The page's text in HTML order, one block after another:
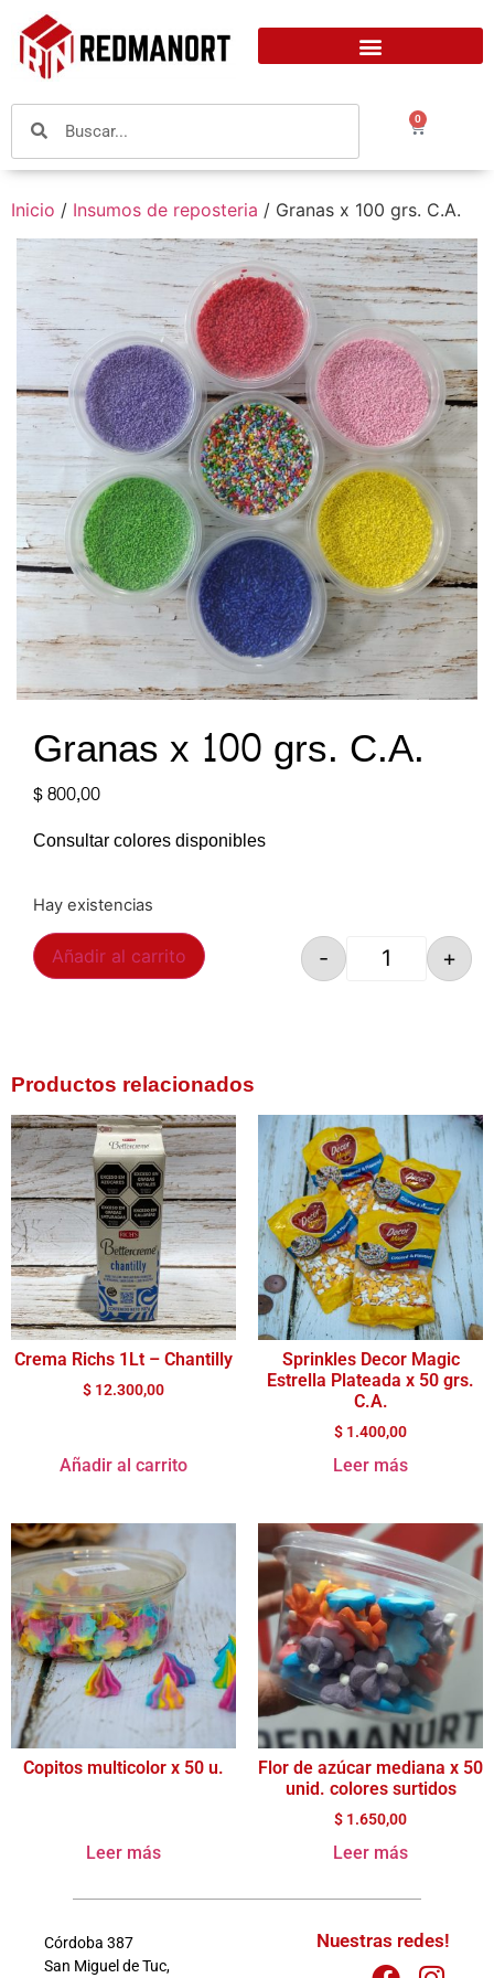
0
Inicio / Insumos de reposteria / Granas x 100 grs. C.A.
Granas x 100 grs. C.A.
$800,00
Consultar colores disponibles
Hay existencias
- +
Añadir al carrito
Productos relacionados
Crema Richs 1Lt – Chantilly
$ 12.300,00
Añadir al carrito
Sprinkles Decor Magic
Estrella Plateada x 50 grs.
C.A.
$ 1.400,00
Leer más
Copitos multicolor x 50 u.
Leer más
Flor de azúcar mediana x 50
unid. colores surtidos
$ 1.650,00
Leer más
Córdoba 387
San Miguel de Tuc,
Nuestras redes!